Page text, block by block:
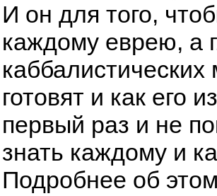
И он для того,
каждому еврею, а
готовят и как его
первый раз и не
знать каждому и
Подробнее об